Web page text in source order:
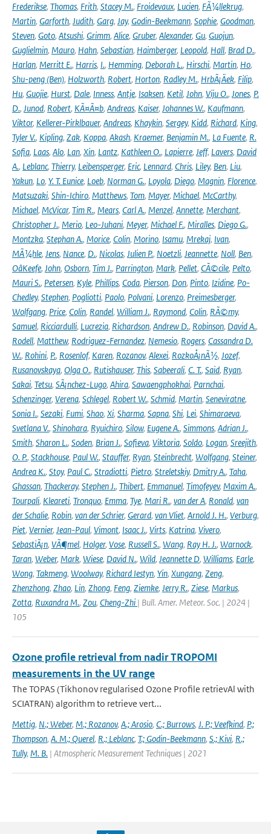
Frederikse, Thomas, Frith, Stacey M., Froidevaux, Lucien, FÃ¼llekrug,
Martin, Garforth, Judith, Garg, Jay, Godin-Beekmann, Sophie, Goodman,
Steven, Goto, Atsushi, Grimm, Alice, Gruber, Alexander, Gu, Guojun,
Guglielmin, Mauro, Hahn, Sebastian, Haimberger, Leopold, Hall, Brad D.,
Harlan, Merritt E., Harris, I., Hemming, Deborah L., Hirschi, Martin, Ho,
Shu-peng (Ben), Holzworth, Robert, Horton, Radley M., HrbÃ¡Äek, Filip,
Hu, Guojie, Hurst, Dale, Inness, Antje, Isaksen, Ketil, John, Viju O., Jones, P.
D., Junod, Robert, KÃ¤Ã¤b, Andreas, Kaiser, Johannes W., Kaufmann,
Viktor, Kellerer-Pirklbauer, Andreas, Khaykin, Sergey, Kidd, Richard, King,
Tyler V., Kipling, Zak, Koppa, Akash, Kraemer, Benjamin M., La Fuente, R.
Sofia, Laas, Alo, Lan, Xin, Lantz, Kathleen O., Lapierre, Jeff, Lavers, David
A., Leblanc, Thierry, Leibensperger, Eric, Lennard, Chris, Liley, Ben, Liu,
Yakun, Lo, Y. T. Eunice, Loeb, Norman G., Loyola, Diego, Magnin, Florence,
Matsuzaki, Shin-Ichiro, Matthews, Tom, Mayer, Michael, McCarthy,
Michael, McVicar, Tim R., Mears, Carl A., Menzel, Annette, Merchant,
Christopher J., Merio, Leo-Juhani, Meyer, Michael F., Miralles, Diego G.,
Montzka, Stephan A., Morice, Colin, Morino, Isamu, Mrekaj, Ivan,
MÃ¼hle, Jens, Nance, D., Nicolas, Julien P., Noetzli, Jeannette, Noll, Ben,
OâKeefe, John, Osborn, Tim J., Parrington, Mark, Pellet, CÃ©cile, Pelto,
Mauri S., Petersen, Kyle, Phillips, Coda, Pierson, Don, Pinto, Izidine, Po-
Chedley, Stephen, Pogliotti, Paolo, Polvani, Lorenzo, Preimesberger,
Wolfgang, Price, Colin, Randel, William J., Raymond, Colin, RÃ©my,
Samuel, Ricciardulli, Lucrezia, Richardson, Andrew D., Robinson, David A.,
Rodell, Matthew, Rodriguez-Fernandez, Nemesio, Rogers, Cassandra D.
W., Rohini, P., Rosenlof, Karen, Rozanov, Alexei, RozkoÅ¡nÃ½, Jozef,
Rusanovskaya, Olga O., Rutishauser, This, Sabeerali, C. T., Said, Ryan,
Sakai, Tetsu, SÃ¡nchez-Lugo, Ahira, Sawaengphokhai, Parnchai,
Schenzinger, Verena, Schlegel, Robert W., Schmid, Martin, Seneviratne,
Sonia I., Sezaki, Fumi, Shao, Xi, Sharma, Sapna, Shi, Lei, Shimaraeva,
Svetlana V., Shinohara, Ryuichiro, Silow, Eugene A., Simmons, Adrian J.,
Smith, Sharon L., Soden, Brian J., Sofieva, Viktoria, Soldo, Logan, Sreejith,
O. P., Stackhouse, Paul W., Stauffer, Ryan, Steinbrecht, Wolfgang, Steiner,
Andrea K., Stoy, Paul C., Stradiotti, Pietro, Streletskiy, Dmitry A., Taha,
Ghassan, Thackeray, Stephen J., Thibert, Emmanuel, Timofeyev, Maxim A.,
Tourpali, Kleareti, Tronquo, Emma, Tye, Mari R., van der A, Ronald, van
der Schalie, Robin, van der Schrier, Gerard, van Vliet, Arnold J. H., Verburg,
Piet, Vernier, Jean-Paul, Vimont, Isaac J., Virts, Katrina, Vivero,
SebastiÃ¡n, VÃ¶mel, Holger, Vose, Russell S., Wang, Ray H. J., Warnock,
Taran, Weber, Mark, Wiese, David N., Wild, Jeannette D, Williams, Earle,
Wong, Takmeng, Woolway, Richard Iestyn, Yin, Xungang, Zeng,
Zhenzhong, Zhao, Lin, Zhong, Feng, Ziemke, Jerry R., Ziese, Markus,
Zotta, Ruxandra M., Zou, Cheng-Zhi | Bull. Amer. Meteor. Soc. | 2024 |
105
Ozone profile retrieval from nadir TROPOMI
measurements in the UV range
The TOPAS (Tikhonov regularised Ozone Profile retrievAl with
SCIATRAN) algorithm to retrieve vert...
Mettig, N.; Weber, M.; Rozanov, A.; Arosio, C.; Burrows, J. P.; Veefkind, P.;
Thompson, A. M.; Querel, R.; Leblanc, T.; Godin-Beekmann, S.; Kivi, R.;
Tully, M. B. | Atmospheric Measurement Techniques | 2021